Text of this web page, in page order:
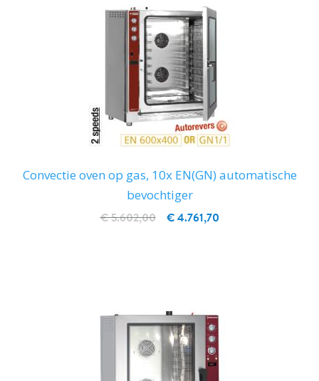
Convectie oven op gas, 10x EN(GN) automatische
bevochtiger
€ 4.761,70
€ 5.602,00